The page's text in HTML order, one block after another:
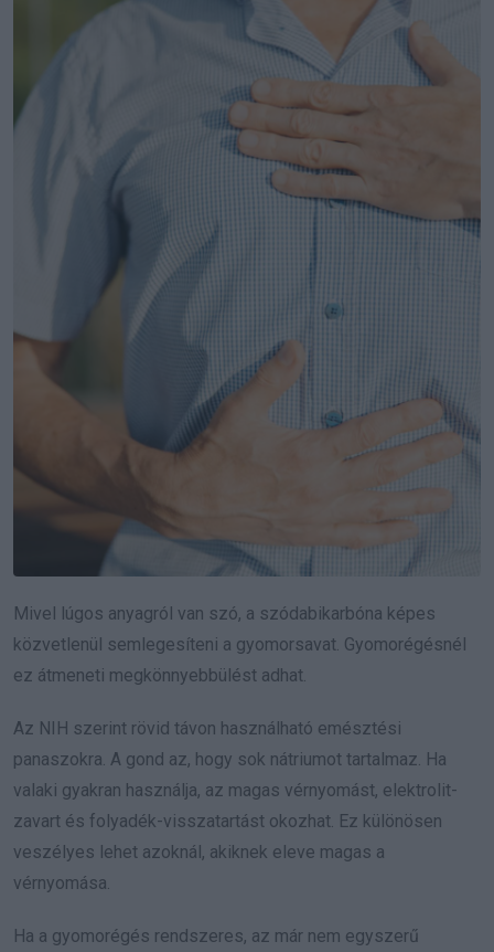
Mivel lúgos anyagról van szó, a szódabikarbóna képes
közvetlenül semlegesíteni a gyomorsavat. Gyomorégésnél
ez átmeneti megkönnyebbülést adhat.
Az NIH szerint rövid távon használható emésztési
panaszokra. A gond az, hogy sok nátriumot tartalmaz. Ha
valaki gyakran használja, az magas vérnyomást, elektrolit-
zavart és folyadék-visszatartást okozhat. Ez különösen
veszélyes lehet azoknál, akiknek eleve magas a
vérnyomása.
Ha a gyomorégés rendszeres, az már nem egyszerű